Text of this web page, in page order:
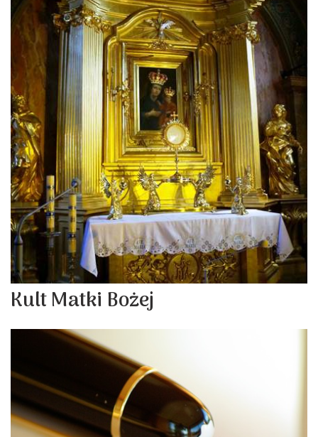
Kult Matki Bożej